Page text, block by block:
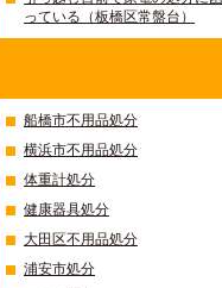
っている（板橋区常盤台）
船橋市不用品処分
横浜市不用品処分
体重計処分
健康器具処分
大田区不用品処分
浦安市処分